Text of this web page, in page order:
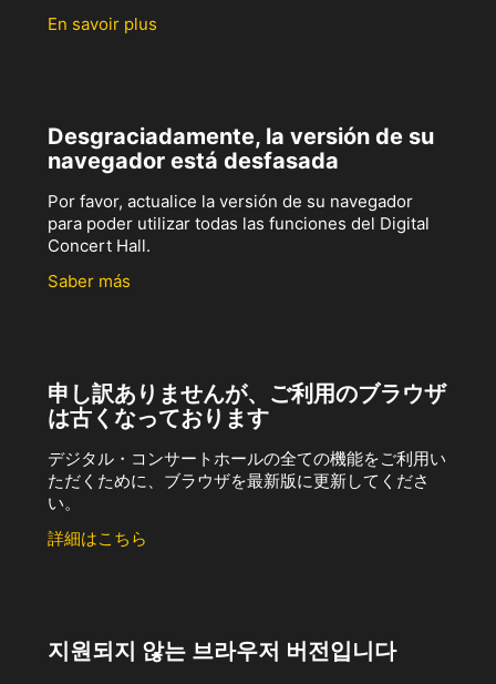
En savoir plus
Desgraciadamente, la versión de su
navegador está desfasada
Por favor, actualice la versión de su navegador
para poder utilizar todas las funciones del Digital
Concert Hall.
Saber más
申し訳ありませんが、ご利用のブラウザ
は古くなっております
デジタル・コンサートホールの全ての機能をご利用い
ただくために、ブラウザを最新版に更新してくださ
い。
詳細はこちら
지원되지 않는 브라우저 버전입니다